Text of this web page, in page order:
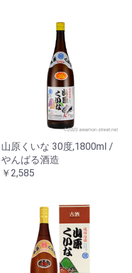
山原くいな 30度,1800ml /
やんばる酒造
￥2,585